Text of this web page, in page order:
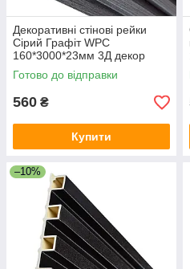
Декоративні стінові рейки
Сірий Графіт WPC
160*3000*23мм 3Д декор
панелі для стін вертикальні
композит
Готово до відправки
560 ₴
Купити
–10%